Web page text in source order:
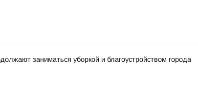
заниматься уборкой и благоустройством города